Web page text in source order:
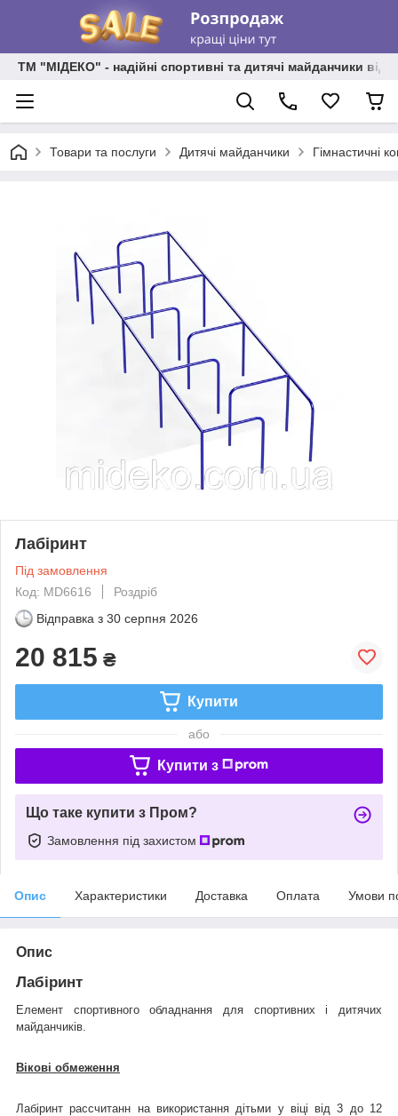
ТМ "МІДЕКО" - надійні спортивні та дитячі майданчики від
Товари та послуги Дитячі майданчики Гімнастичні
Лабіринт
Під замовлення
Код: MD6616
Роздріб
Відправка з 30 серпня 2026
20 815 ₴
Купити
або
Купити з
Що таке купити з Пром?
Замовлення під захистом
Опис Характеристики Доставка Оплата Умови
Опис
Лабіринт
Елемент спортивного обладнання для спортивних і дитячих
майданчиків.
Вікові обмеження
Лабіринтрассчитанн на використання дітьми у віці від 3 до 12